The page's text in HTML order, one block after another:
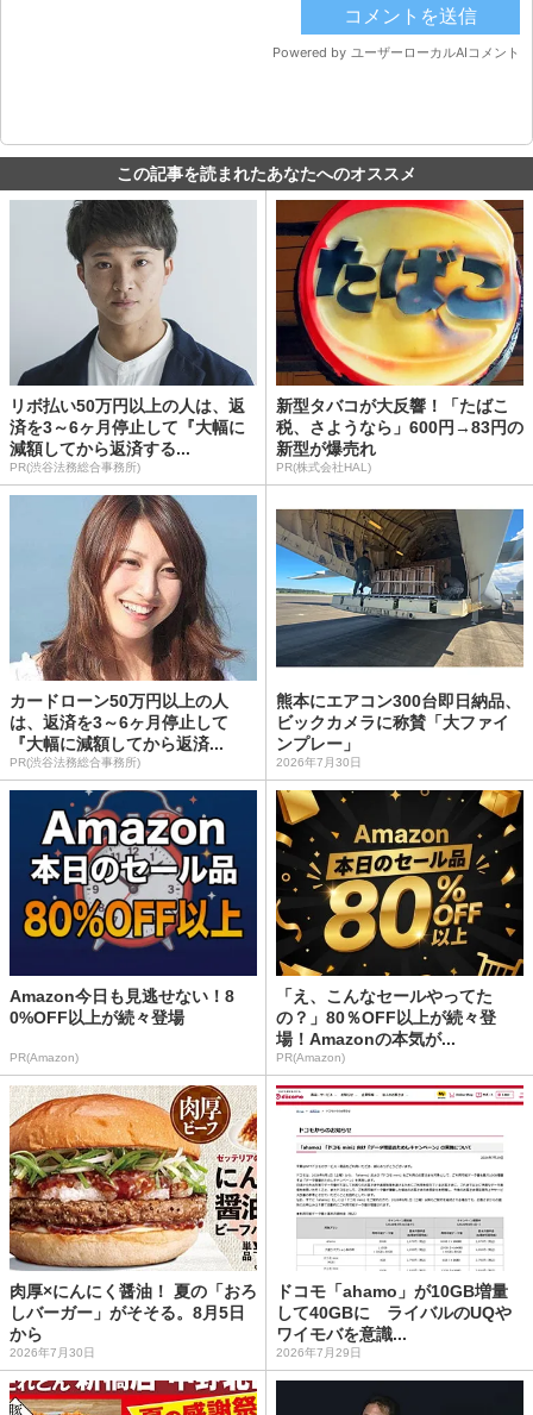
この記事を読まれたあなたへのオススメ
リボ払い50万円以上の人は、返
済を3～6ヶ月停止して『大幅に
減額してから返済する...
PR(渋谷法務総合事務所)
新型タバコが大反響！「たばこ
税、さようなら」600円→83円の
新型が爆売れ
PR(株式会社HAL)
カードローン50万円以上の人
は、返済を3～6ヶ月停止して
『大幅に減額してから返済...
PR(渋谷法務総合事務所)
熊本にエアコン300台即日納品、
ビックカメラに称賛「大ファイ
ンプレー」
2026年7月30日
Amazon今日も見逃せない！8
0%OFF以上が続々登場
PR(Amazon)
「え、こんなセールやってた
の？」80％OFF以上が続々登
場！Amazonの本気が...
PR(Amazon)
肉厚×にんにく醤油！ 夏の「おろ
しバーガー」がそそる。8月5日
から
2026年7月30日
ドコモ「ahamo」が10GB増量
して40GBに ライバルのUQや
ワイモバを意識...
2026年7月29日